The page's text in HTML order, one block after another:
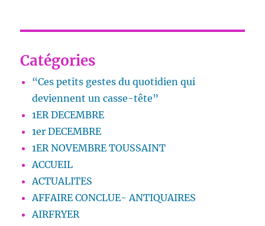
Catégories
“Ces petits gestes du quotidien qui
deviennent un casse-tête”
1ER DECEMBRE
1er DECEMBRE
1ER NOVEMBRE TOUSSAINT
ACCUEIL
ACTUALITES
AFFAIRE CONCLUE- ANTIQUAIRES
AIRFRYER